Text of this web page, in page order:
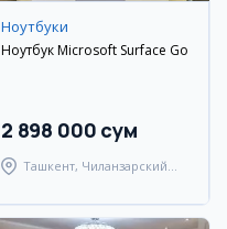
Ноутбуки
Ноутбук Microsoft Surface Go
2 898 000 сум
Ташкент, Чиланзарский